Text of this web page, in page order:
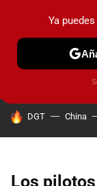
PRUEBAS
HOY SE HABLA
DGT China
Los
Ya